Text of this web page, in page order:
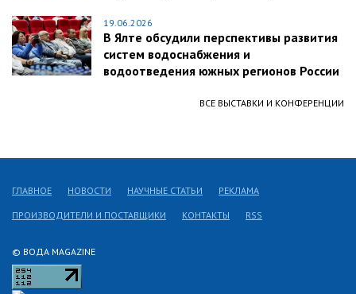
19.06.2026
В Ялте обсудили перспективы развития
систем водоснабжения и
водоотведения южных регионов России
ВСЕ ВЫСТАВКИ И КОНФЕРЕНЦИИ
© ВОДА MAGAZINE
ГЛАВНОЕ НОВОСТИ НАУЧНЫЕ СТАТЬИ РЕКЛАМА
ПРОИЗВОДИТЕЛИ И ПОСТАВЩИКИ КОНТАКТЫ RSS